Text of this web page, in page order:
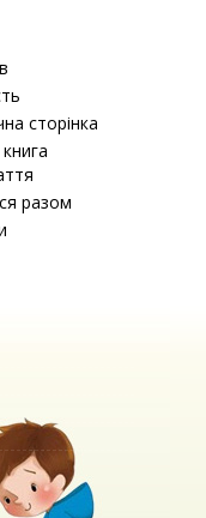
сторінка
разом